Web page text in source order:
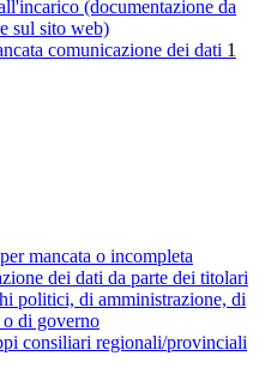
(documentazione da
sul sito web)
comunicazione dei dati 1
mancata o incompleta
dei dati da parte dei titolari
politici, di amministrazione, di
di governo
consiliari regionali/provinciali